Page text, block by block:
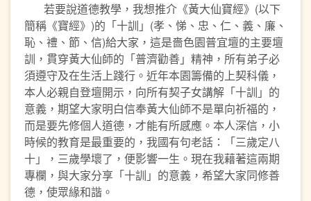
若要說道德教學，我想推介《黃大仙寶經》(以下
簡稱《寶經》)的「十訓」(孝、悌、忠、仁、義、廉、
恥、禮、節、信)給大家，這是嗇色園普宜壇的主要壇
訓，貫穿黃大仙師的「普濟勸善」精神，所有弟子必
須遵守及在生活上踐行。近年本園籌備的上契科儀，
本人必親自登壇開示，向所有契子女講解「十訓」的
意義，期望大家明白信奉黃大仙師不是單向祈福的，
而是要先修個人道德，才能有所感應。本人深信，小
時候的教育是最重要的，我國有句老話：「三歲定八
十」，三歲學壞了，便影響一生。現在我藉著這兩期
專欄，與大家分享「十訓」的意義，希望大家同修善
德，使眾緣和諧。